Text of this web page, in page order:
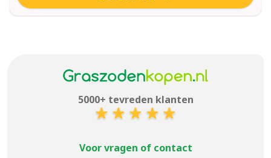
5000+ tevreden klanten
Voor vragen of contact